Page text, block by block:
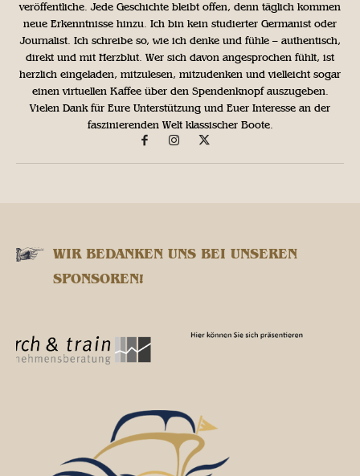
veröffentliche. Jede Geschichte bleibt offen, denn täglich kommen
neue Erkenntnisse hinzu. Ich bin kein studierter Germanist oder
Journalist. Ich schreibe so, wie ich denke und fühle – authentisch,
direkt und mit Herzblut. Wer sich davon angesprochen fühlt, ist
herzlich eingeladen, mitzulesen, mitzudenken und vielleicht sogar
einen virtuellen Kaffee über den Spendenknopf auszugeben.
Vielen Dank für Eure Unterstützung und Euer Interesse an der
faszinierenden Welt klassischer Boote.
WIR BEDANKEN UNS BEI UNSEREN
SPONSOREN!